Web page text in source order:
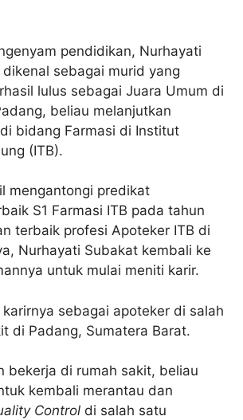
pendidikan, Nurhayati
sebagai murid yang
lulus sebagai Juara Umum di
beliau melanjutkan
bidang Farmasi di Institut
(ITB).
mengantongi predikat
S1 Farmasi ITB pada tahun
terbaik profesi Apoteker ITB di
Nurhayati Subakat kembali ke
untuk mulai meniti karir.
sebagai apoteker di salah
di Padang, Sumatera Barat.
bekerja di rumah sakit, beliau
kembali merantau dan
Control di salah satu